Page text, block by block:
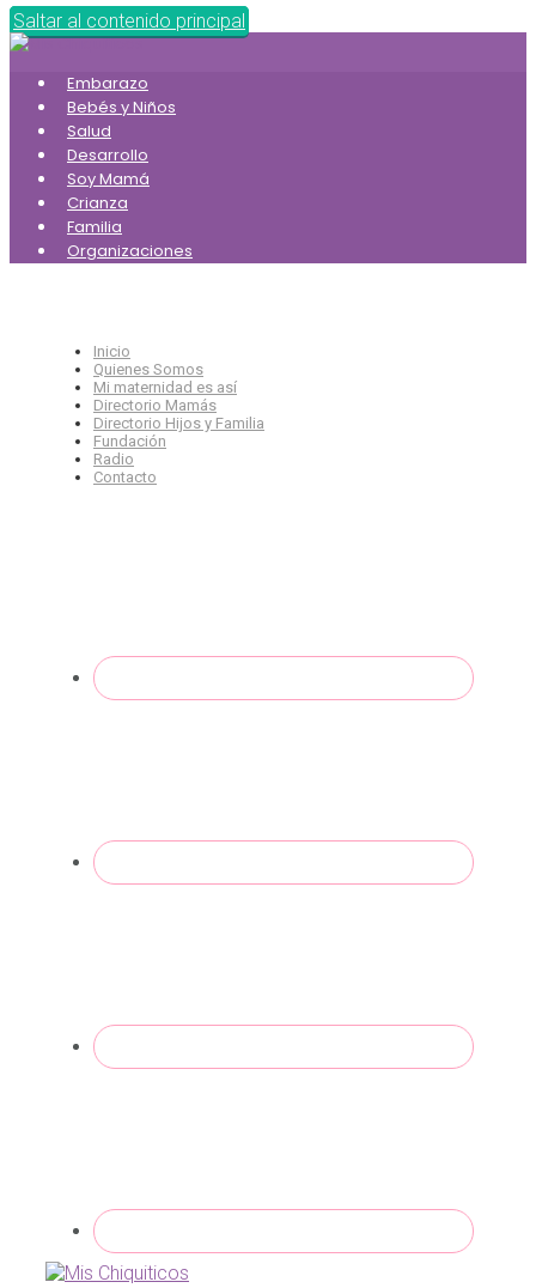
Saltar al contenido principal
Embarazo
Bebés y Niños
Salud
Desarrollo
Soy Mamá
Crianza
Familia
Organizaciones
Inicio
Quienes Somos
Mi maternidad es así
Directorio Mamás
Directorio Hijos y Familia
Fundación
Radio
Contacto